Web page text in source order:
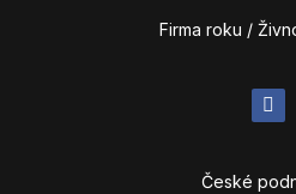
Firma roku /
České